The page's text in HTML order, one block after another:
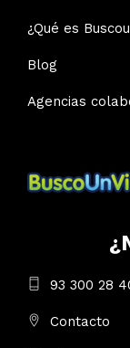
¿Qué es
Blog
Agencias
93 300 28
Contacto